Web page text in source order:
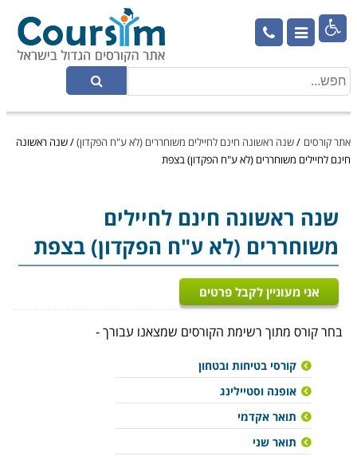

אתר קורסים /שנה ראשונה חינם לחיילים משוחררים (לא ע"ח הפקדון)/שנה ראשונה
חינם לחיילים משוחררים (לא ע"ח הפקדון) בצפת
שנה ראשונה חינם לחיילים
משוחררים (לא ע"ח הפקדון) בצפת
אני מעוניין לקבל פרטים
בחר קורס מתוך רשימת הקורסים שמצאנו עבורך -
קורסי בטיחות ובטחון
אופנה וסטיילינג
תואר אקדמי
תואר שני